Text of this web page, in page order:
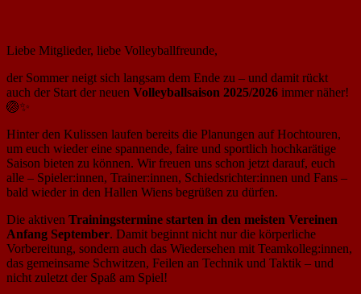
Liebe Mitglieder, liebe Volleyballfreunde,
der Sommer neigt sich langsam dem Ende zu – und damit rückt
auch der Start der neuen Volleyballsaison 2025/2026 immer näher!
🏐✨
Hinter den Kulissen laufen bereits die Planungen auf Hochtouren,
um euch wieder eine spannende, faire und sportlich hochkarätige
Saison bieten zu können. Wir freuen uns schon jetzt darauf, euch
alle – Spieler:innen, Trainer:innen, Schiedsrichter:innen und Fans –
bald wieder in den Hallen Wiens begrüßen zu dürfen.
Die aktiven Trainingstermine starten in den meisten Vereinen
Anfang September. Damit beginnt nicht nur die körperliche
Vorbereitung, sondern auch das Wiedersehen mit Teamkolleg:innen,
das gemeinsame Schwitzen, Feilen an Technik und Taktik – und
nicht zuletzt der Spaß am Spiel!